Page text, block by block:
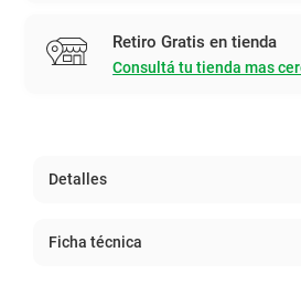
Retiro Gratis en tienda
Consultá tu tienda mas
Detalles
Ficha técnica